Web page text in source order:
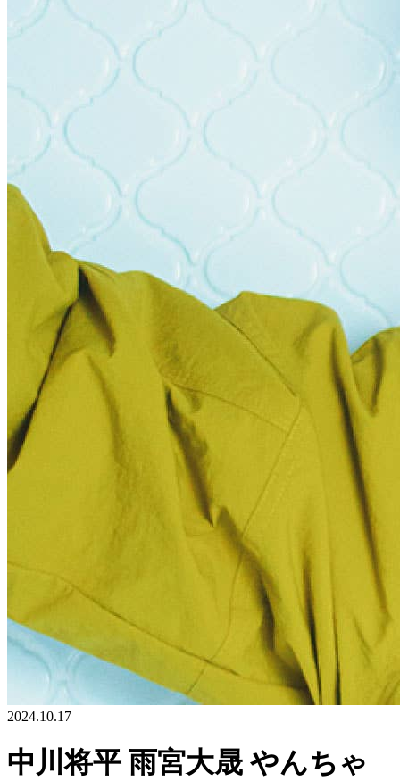
2024.10.17
中川将平 雨宮大晟 やんちゃ